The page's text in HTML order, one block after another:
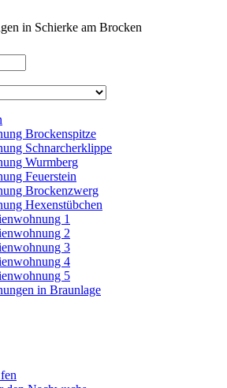
in Schierke am Brocken
Brockenspitze
Schnarcherklippe
Wurmberg
Feuerstein
Brockenzwerg
Hexenstübchen
1
2
3
4
5
in Braunlage